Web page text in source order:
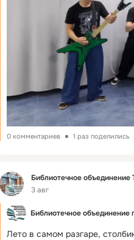
0 комментариев 1 раз поделились
Фид Библиотечное объединение
3 авг
Библиотечное объединение
Лето в самом разгаре,